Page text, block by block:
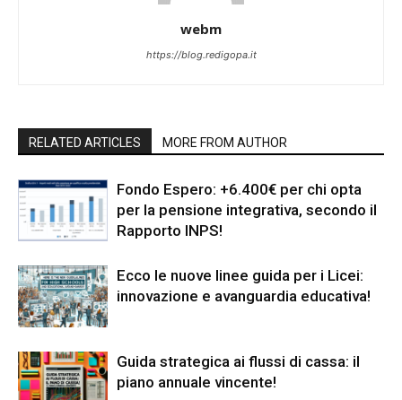
webm
https://blog.redigopa.it
RELATED ARTICLES MORE FROM AUTHOR
Fondo Espero: +6.400€ per chi opta
per la pensione integrativa, secondo il
Rapporto INPS!
Ecco le nuove linee guida per i Licei:
innovazione e avanguardia educativa!
Guida strategica ai flussi di cassa: il
piano annuale vincente!